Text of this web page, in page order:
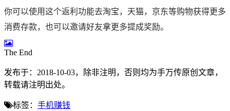
你可以使用这个返利功能去淘宝，天猫，京东等购物获得更多
消费存款，也可以邀请好友拿更多提成奖励。
The End
发布于：2018-10-03，除非注明，否则均为手万传原创文章，
转载请注明出处。
标签： 手机赚钱